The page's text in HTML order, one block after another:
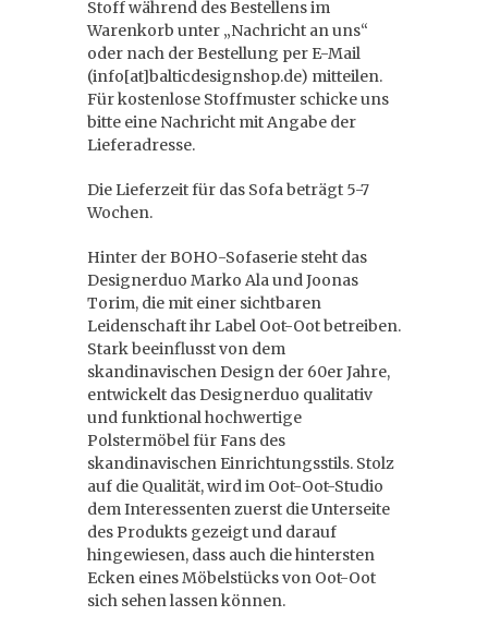
Stoff während des Bestellens im
Warenkorb unter „Nachricht an uns“
oder nach der Bestellung per E-Mail
(info[at]balticdesignshop.de) mitteilen.
Für kostenlose Stoffmuster schicke uns
bitte eine Nachricht mit Angabe der
Lieferadresse.
Die Lieferzeit für das Sofa beträgt 5-7
Wochen.
Hinter der BOHO-Sofaserie steht das
Designerduo Marko Ala und Joonas
Torim, die mit einer sichtbaren
Leidenschaft ihr Label Oot-Oot betreiben.
Stark beeinflusst von dem
skandinavischen Design der 60er Jahre,
entwickelt das Designerduo qualitativ
und funktional hochwertige
Polstermöbel für Fans des
skandinavischen Einrichtungsstils. Stolz
auf die Qualität, wird im Oot-Oot-Studio
dem Interessenten zuerst die Unterseite
des Produkts gezeigt und darauf
hingewiesen, dass auch die hintersten
Ecken eines Möbelstücks von Oot-Oot
sich sehen lassen können.